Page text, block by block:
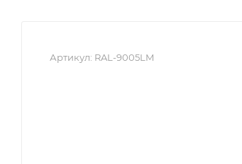
Артикул: RAL-9005LM